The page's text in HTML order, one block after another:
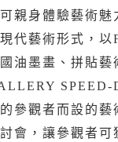
親身體驗藝術魅
代藝術形式，以
油墨畫、拼貼藝
SPEED-
參觀者而設的藝
會，讓參觀者可